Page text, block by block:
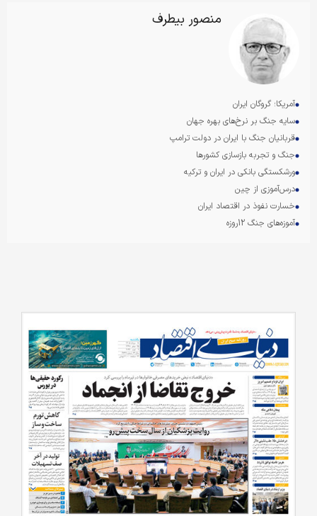
منصور بیطرف
آمریکا؛ گروگان ایران
سایه جنگ بر نرخ‌های بهره جهان
قربانیان جنگ با ایران در دولت ترامپ
جنگ و تجربه بازسازی کشورها
ورشکستگی بانکی در ایران و ترکیه
درس‌آموزی از چین
خسارت نفوذ در اقتصاد ایران
آموزه‌های جنگ 12روزه